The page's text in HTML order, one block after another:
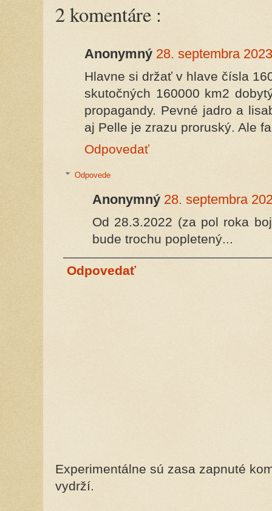
2 komentáre :
Anonymný 28. septembra
Hlavne si držať v hlave čísla
skutočných 160000 km2
propagandy. Pevné jadro a
aj Pelle je zrazu proruský. Ale
Odpovedať
Odpovede
Anonymný 28. septembra
Od 28.3.2022 (za pol roka
bude trochu popletený...
Odpovedať
Experimentálne sú zasa zapnuté
vydrží.